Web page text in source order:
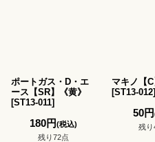
ポートガス・D・エ
ース【SR】《黄》
[ST13-011]
180円(税込)
残り72点
マキノ【C
[ST13-012]
50円
残り